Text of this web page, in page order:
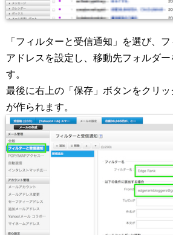
「フィルターと受信通知」を選び、
アドレスを設定し、移動先フォルダー
す。
最後に右上の「保存」ボタンをクリ
が作られます。